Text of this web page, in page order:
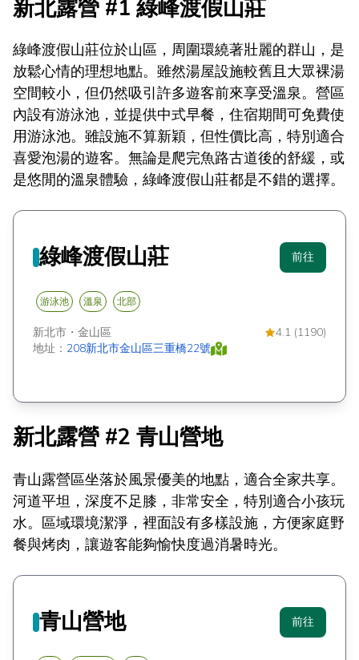
新北露營 #1 綠峰渡假山莊
綠峰渡假山莊位於山區，周圍環繞著壯麗的群山，是
放鬆心情的理想地點。雖然湯屋設施較舊且大眾裸湯
空間較小，但仍然吸引許多遊客前來享受溫泉。營區
內設有游泳池，並提供中式早餐，住宿期間可免費使
用游泳池。雖設施不算新穎，但性價比高，特別適合
喜愛泡湯的遊客。無論是爬完魚路古道後的舒緩，或
是悠閒的溫泉體驗，綠峰渡假山莊都是不錯的選擇。
綠峰渡假山莊 前往
游泳池 溫泉 北部
新北市 ・ 金山區
4.1 (1190)
地址： 208新北市金山區三重橋22號
新北露營 #2 青山營地
青山露營區坐落於風景優美的地點，適合全家共享。
河道平坦，深度不足膝，非常安全，特別適合小孩玩
水。區域環境潔淨，裡面設有多樣設施，方便家庭野
餐與烤肉，讓遊客能夠愉快度過消暑時光。
青山營地 前往